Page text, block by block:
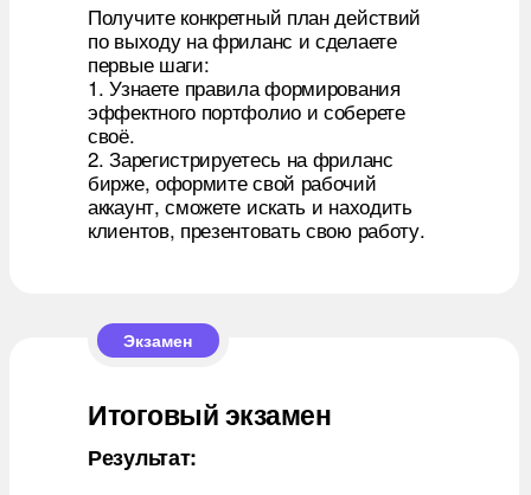
Получите конкретный план действий
по выходу на фриланс и сделаете
первые шаги:
1. Узнаете правила формирования
эффектного портфолио и соберете
своё.
2. Зарегистрируетесь на фриланс
бирже, оформите свой рабочий
аккаунт, сможете искать и находить
клиентов, презентовать свою работу.
Результат:
Итоговый экзамен
Экзамен